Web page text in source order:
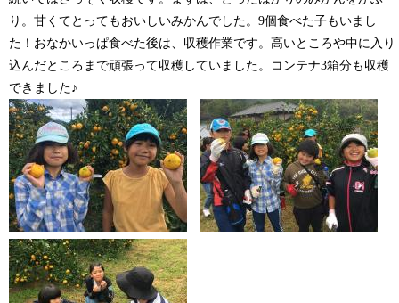
り。甘くてとってもおいしいみかんでした。9個食べた子もいまし
た！おなかいっぱ食べた後は、収穫作業です。高いところや中に入り
込んだところまで頑張って収穫していました。コンテナ3箱分も収穫
できました♪